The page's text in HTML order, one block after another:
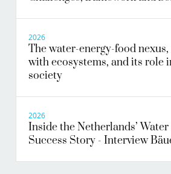
2026
The water-energy-food
with ecosystems, and its role
society
2026
Inside the Netherlands’
Success Story - Interview